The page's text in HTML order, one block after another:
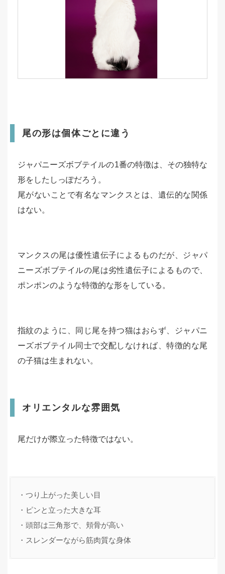
尾の形は個体ごとに違う
ジャパニーズボブテイルの1番の特徴は、その独特な
形をしたしっぽだろう。
尾がないことで有名なマンクスとは、遺伝的な関係
はない。
マンクスの尾は優性遺伝子によるものだが、ジャパ
ニーズボブテイルの尾は劣性遺伝子によるもので、
ポンポンのような特徴的な形をしている。
指紋のように、同じ尾を持つ猫はおらず、ジャパニ
ーズボブテイル同士で交配しなければ、特徴的な尾
の子猫は生まれない。
オリエンタルな雰囲気
尾だけが際立った特徴ではない。
・つり上がった美しい目
・ピンと立った大きな耳
・頭部は三角形で、頬骨が高い
・スレンダーながら筋肉質な身体